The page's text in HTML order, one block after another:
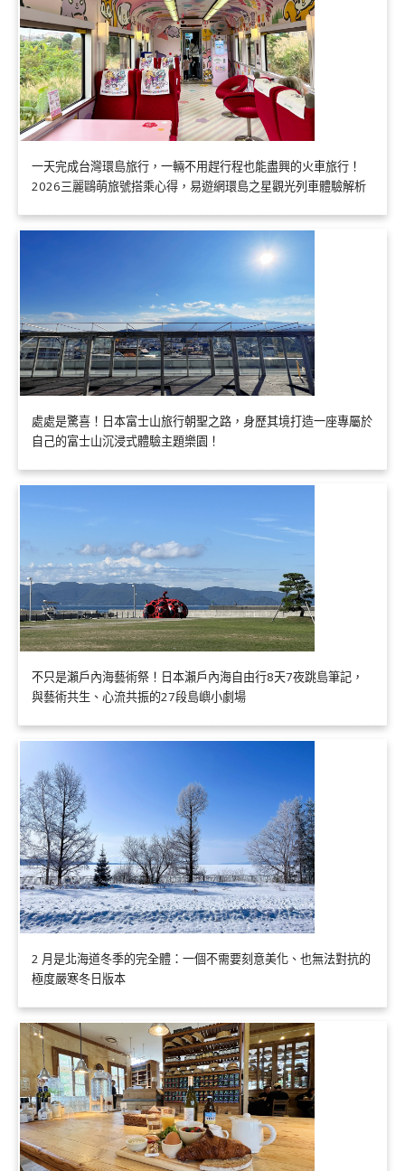
一天完成台灣環島旅行，一輛不用趕行程也能盡興的火車旅行！
2026三麗鷗萌旅號搭乘心得，易遊網環島之星觀光列車體驗解析
處處是驚喜！日本富士山旅行朝聖之路，身歷其境打造一座專屬於
自己的富士山沉浸式體驗主題樂園！
不只是瀨戶內海藝術祭！日本瀨戶內海自由行8天7夜跳島筆記，
與藝術共生、心流共振的27段島嶼小劇場
2 月是北海道冬季的完全體：一個不需要刻意美化、也無法對抗的
極度嚴寒冬日版本